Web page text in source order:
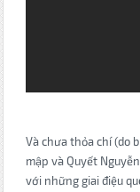
Và chưa thỏa chí (do
mập và Quyết
với những giai điệu